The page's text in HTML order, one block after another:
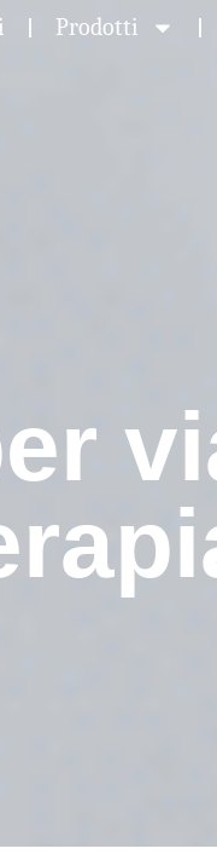
Prodotti